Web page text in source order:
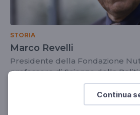
Continua
STORIA
Marco Revelli
Presidente della Fondazione
professore di Scienze della